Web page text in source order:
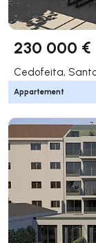
230 000 €
Appartement